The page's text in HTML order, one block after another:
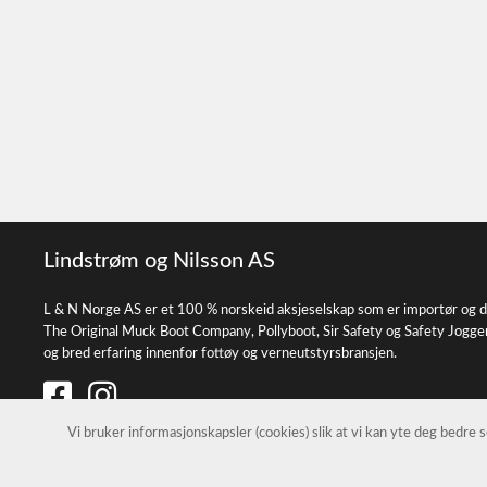
Lindstrøm og Nilsson AS
L & N Norge AS er et 100 % norskeid aksjeselskap som er importør og
The Original Muck Boot Company, Pollyboot, Sir Safety og Safety
og bred erfaring innenfor fottøy og verneutstyrsbransjen.
Vi bruker informasjonskapsler (cookies) slik at vi kan yte deg